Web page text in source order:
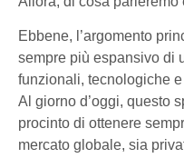
Ebbene, l’argomento
sempre più espansivo di
funzionali, tecnologiche
Al giorno d’oggi, questo
procinto di ottenere
mercato globale, sia